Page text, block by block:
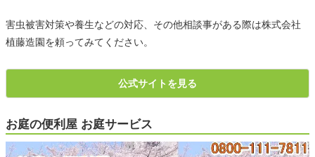
害虫被害対策や養生などの対応、その他相談事がある際は株式会社
植藤造園を頼ってみてください。
公式サイトを見る
お庭の便利屋 お庭サービス